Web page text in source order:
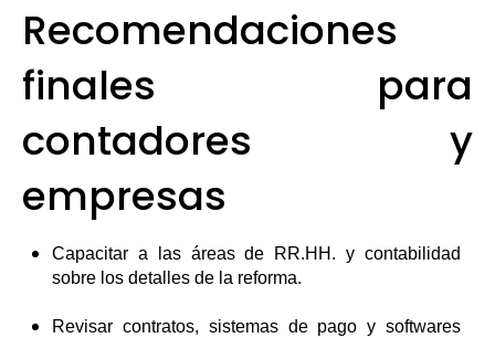
Recomendaciones
finales para
contadores y
empresas
Capacitar a las áreas de RR.HH. y contabilidad
sobre los detalles de la reforma.
Revisar contratos, sistemas de pago y softwares